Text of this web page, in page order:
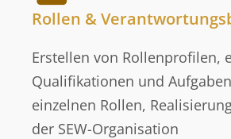
Rollen &
Erstellen von Rollenprofilen,
Qualifikationen und
einzelnen Rollen,
der SEW-Organisation